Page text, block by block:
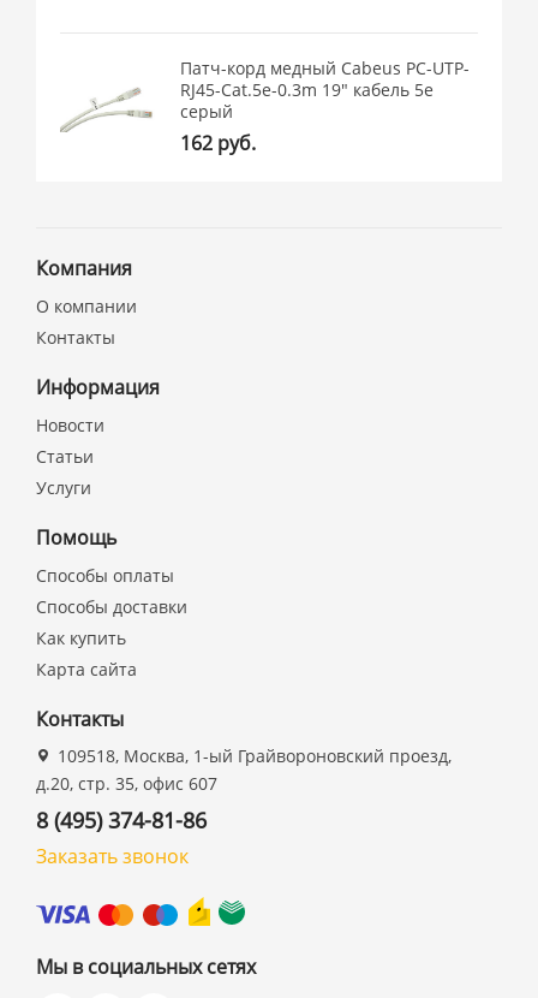
Патч-корд медный Cabeus PC-UTP-
RJ45-Cat.5e-0.3m 19" кабель 5e
серый
162 руб.
Компания
О компании
Контакты
Информация
Новости
Статьи
Услуги
Помощь
Способы оплаты
Способы доставки
Как купить
Карта сайта
Контакты
109518, Москва, 1-ый Грайвороновский проезд,
д.20, стр. 35, офис 607
8 (495) 374-81-86
Заказать звонок
Мы в социальных сетях